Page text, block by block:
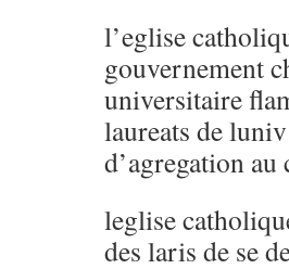
l’eglise
gouvernement
universitaire
laureats de
d’agregation au
leglise
des laris de se